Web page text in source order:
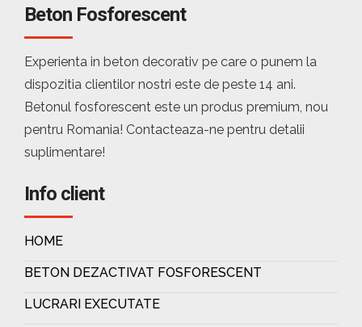
Beton Fosforescent
Experienta in beton decorativ pe care o punem la
dispozitia clientilor nostri este de peste 14 ani.
Betonul fosforescent este un produs premium, nou
pentru Romania! Contacteaza-ne pentru detalii
suplimentare!
Info client
HOME
BETON DEZACTIVAT FOSFORESCENT
LUCRARI EXECUTATE